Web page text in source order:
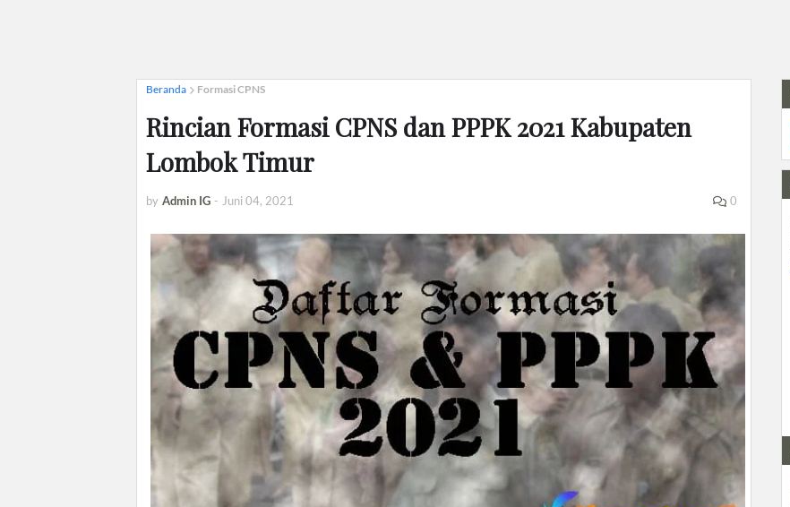
Beranda Formasi CPNS
Rincian Formasi CPNS dan PPPK 2021 Kabupaten
Lombok Timur
by Admin IG - Juni 04, 2021 0